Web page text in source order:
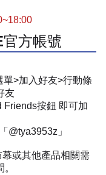
方帳號
>加入好友>行動條
友
Friends按鈕 即可加
@tya3953z」
或其他產品相關需